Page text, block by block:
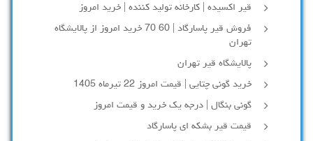
قیر اکسیده | کارخانه تولید کننده | خرید امروز
فروش قیر پاسارگاد | 60 70 خرید امروز از پالایشگاه
تهران
پالایشگاه قیر تهران
خرید گونی چتایی | قیمت امروز 22 تیرماه 1405
گونی بنگال | درجه یک خرید و قیمت امروز
قیمت قیر بشکه ای پاسارگاد